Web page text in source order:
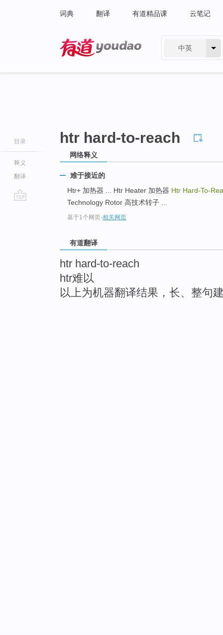
词典 翻译 有道精品课 云笔记
中英
目录
释义
翻译
htr hard-to-reach
网络释义
难于接近的
Htr+ 加热器 ... Htr Heater 加热器 Htr Hard-To-
Technology Rotor 高技术转子 ...
基于1个网页-相关网页
有道翻译
htr hard-to-reach
htr难以
以上为机器翻译结果，长、整句